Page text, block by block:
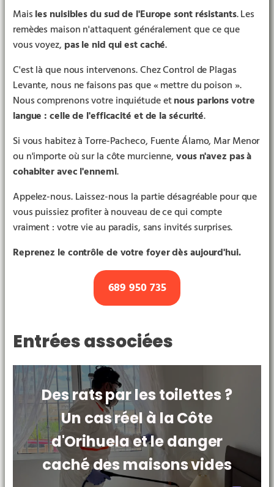
Maisles nuisibles du sud de l'Europe sont résistants. Les
remèdes maison n'attaquent généralement que ce que
vous voyez, pas le nid qui est caché.
C'est là que nous intervenons. Chez Control de Plagas
Levante, nous ne faisons pas que « mettre du poison ».
Nous comprenons votre inquiétude etnous parlons votre
langue : celle de l'efficacité et de la sécurité.
Si vous habitez à Torre-Pacheco, Fuente Álamo, Mar Menor
ou n'importe où sur la côte murcienne,vous n'avez pas à
cohabiter avec l'ennemi.
Appelez-nous. Laissez-nous la partie désagréable pour que
vous puissiez profiter à nouveau de ce qui compte
vraiment : votre vie au paradis, sans invités surprises.
Reprenez le contrôle de votre foyer dès aujourd'hui.
689 950 735
Entrées associées
Des rats par les toilettes ?
Un cas réel à la Côte
d'Orihuela et le danger
caché des maisons vides